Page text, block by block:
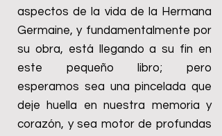
aspectos de la vida de la Hermana
Germaine, y fundamentalmente por
su obra, está llegando a su fin en
este pequeño libro; pero
esperamos sea una pincelada que
deje huella en nuestra memoria y
corazón, y sea motor de profundas